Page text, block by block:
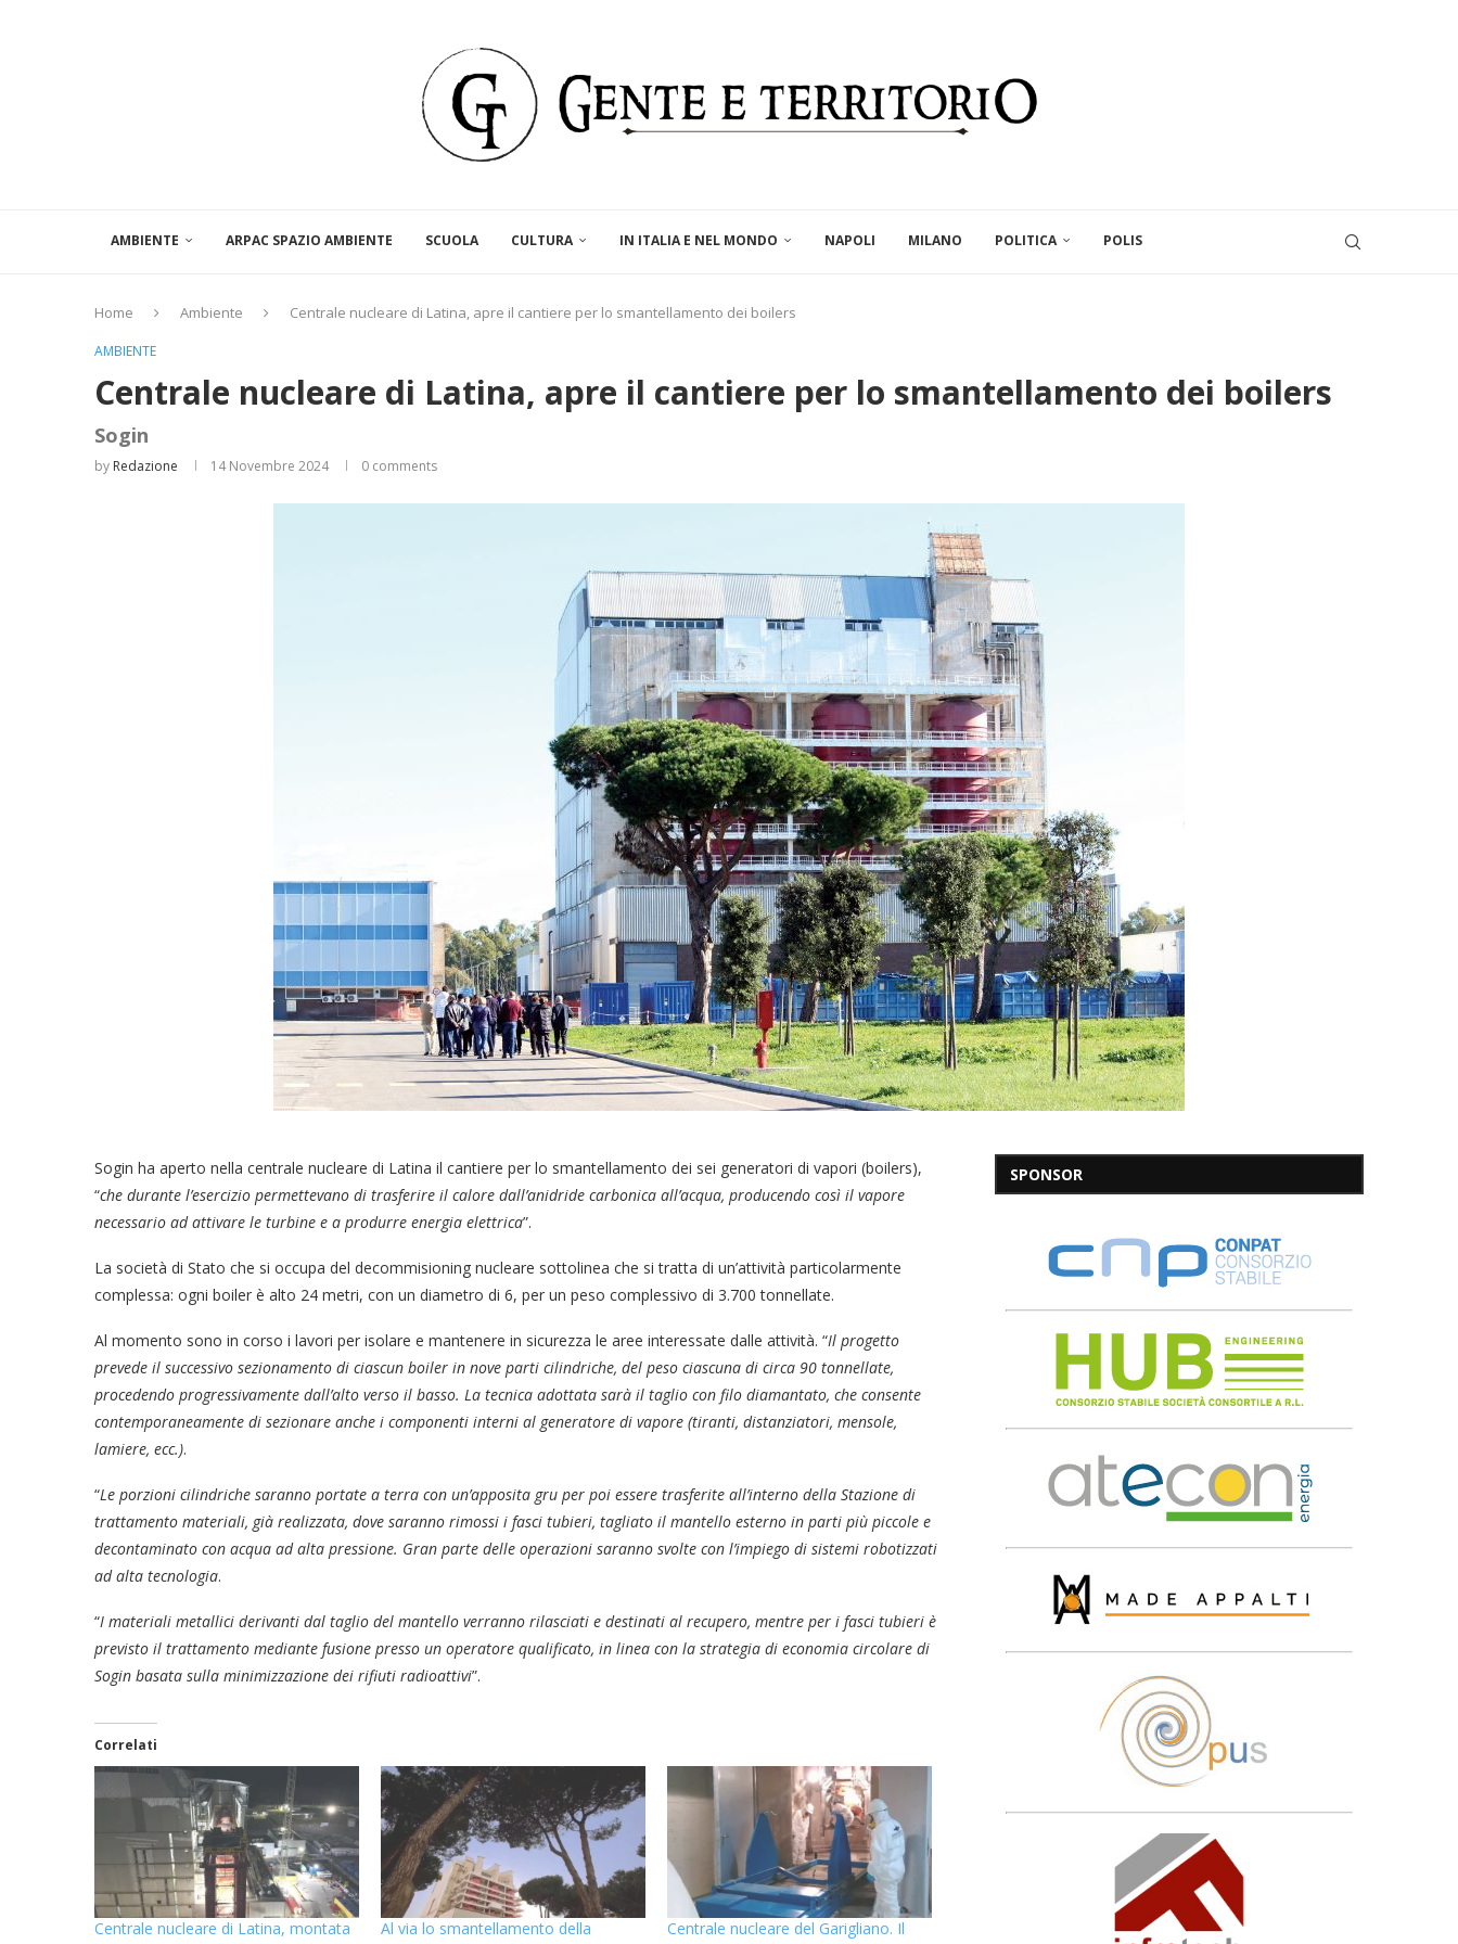
AMBIENTE ARPAC SPAZIO AMBIENTE SCUOLA CULTURA IN ITALIA E NEL MONDO NAPOLI MILANO POLITICA POLIS
Home Ambiente Centrale nucleare di Latina, apre il cantiere per lo smantellamento dei boilers
AMBIENTE
Centrale nucleare di Latina, apre il cantiere per lo smantellamento dei boilers
Sogin
by Redazione 14 Novembre 2024 0 comments
Sogin ha aperto nella centrale nucleare di Latina il cantiere per lo smantellamento dei sei generatori di vapori (boilers),
“che durante l’esercizio permettevano di trasferire il calore dall’anidride carbonica all’acqua, producendo così il vapore
necessario ad attivare le turbine e a produrre energia elettrica”.
La società di Stato che si occupa del decommisioning nucleare sottolinea che si tratta di un’attività particolarmente
complessa: ogni boiler è alto 24 metri, con un diametro di 6, per un peso complessivo di 3.700 tonnellate.
Al momento sono in corso i lavori per isolare e mantenere in sicurezza le aree interessate dalle attività. “Il progetto
prevede il successivo sezionamento di ciascun boiler in nove parti cilindriche, del peso ciascuna di circa 90 tonnellate,
procedendo progressivamente dall’alto verso il basso. La tecnica adottata sarà il taglio con filo diamantato, che consente
contemporaneamente di sezionare anche i componenti interni al generatore di vapore (tiranti, distanziatori, mensole,
lamiere, ecc.).
“Le porzioni cilindriche saranno portate a terra con un’apposita gru per poi essere trasferite all’interno della Stazione di
trattamento materiali, già realizzata, dove saranno rimossi i fasci tubieri, tagliato il mantello esterno in parti più piccole e
decontaminato con acqua ad alta pressione. Gran parte delle operazioni saranno svolte con l’impiego di sistemi robotizzati
ad alta tecnologia.
“I materiali metallici derivanti dal taglio del mantello verranno rilasciati e destinati al recupero, mentre per i fasci tubieri è
previsto il trattamento mediante fusione presso un operatore qualificato, in linea con la strategia di economia circolare di
Sogin basata sulla minimizzazione dei rifiuti radioattivi”.
Correlati
Centrale nucleare di Latina, montata
Al via lo smantellamento della
Centrale nucleare del Garigliano. Il
SPONSOR